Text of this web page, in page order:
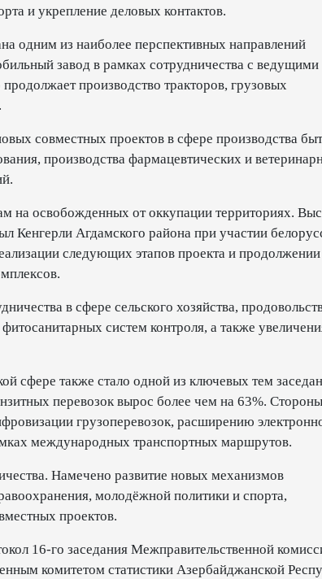
и укрепление деловых контактов.
одним из наиболее перспективных направлений
завод в рамках сотрудничества с ведущими
производство тракторов, грузовых
совместных проектов в сфере производства
производства фармацевтических и
на освобожденных от оккупации территориях.
Кенгерли Агдамского района при участии
следующих этапов проекта и продолжении
в сфере сельского хозяйства,
систем контроля, а также
сфере также стало одной из ключевых тем
перевозок вырос более чем на 63%. Стороны
грузоперевозок, расширению
международных транспортных маршрутов.
Намечено развитие новых механизмов
молодёжной политики и спорта,
проектов.
16-го заседания Межправительственной
комитетом статистики Азербайджанской